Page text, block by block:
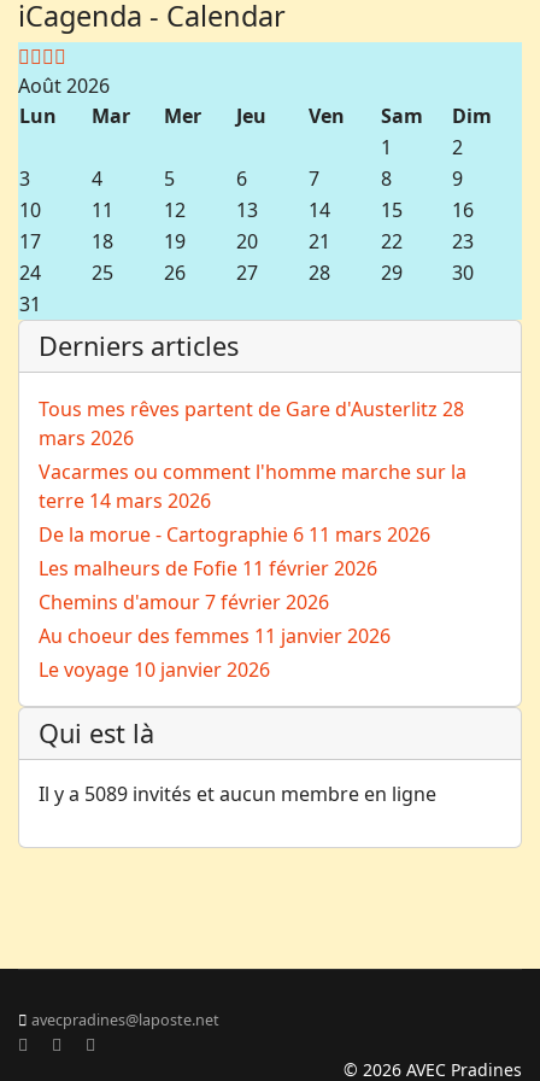
iCagenda - Calendar
Août 2026
Lun
Mar Mer Jeu Ven Sam
Dim
1
2
3
4 5 6 7 8
9
10
11 12 13 14 15
16
17
18 19 20 21 22
23
24
25 26 27 28 29
30
31
Derniers articles
Tous mes rêves partent de Gare d'Austerlitz 28
mars 2026
Vacarmes ou comment l'homme marche sur la
terre 14 mars 2026
De la morue - Cartographie 6 11 mars 2026
Les malheurs de Fofie 11 février 2026
Chemins d'amour7 février 2026
Au choeur des femmes 11 janvier 2026
Le voyage 10 janvier 2026
Qui est là
Il y a 5089 invités et aucun membre en ligne
avecpradines@laposte.net
© 2026 AVEC Pradines